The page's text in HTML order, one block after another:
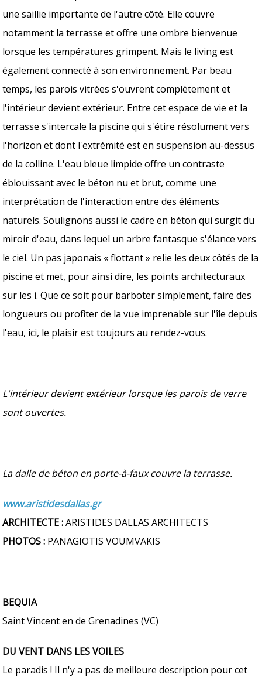
une saillie importante de l'autre côté. Elle couvre
notamment la terrasse et offre une ombre bienvenue
lorsque les températures grimpent. Mais le living est
également connecté à son environnement. Par beau
temps, les parois vitrées s'ouvrent complètement et
l'intérieur devient extérieur. Entre cet espace de vie et la
terrasse s'intercale la piscine qui s'étire résolument vers
l'horizon et dont l'extrémité est en suspension au-dessus
de la colline. L'eau bleue limpide offre un contraste
éblouissant avec le béton nu et brut, comme une
interprétation de l'interaction entre des éléments
naturels. Soulignons aussi le cadre en béton qui surgit du
miroir d'eau, dans lequel un arbre fantasque s'élance vers
le ciel. Un pas japonais « flottant » relie les deux côtés de la
piscine et met, pour ainsi dire, les points architecturaux
sur les i. Que ce soit pour barboter simplement, faire des
longueurs ou profiter de la vue imprenable sur l'île depuis
l'eau, ici, le plaisir est toujours au rendez-vous.
L'intérieur devient extérieur lorsque les parois de verre
sont ouvertes.
La dalle de béton en porte-à-faux couvre la terrasse.
www.aristidesdallas.gr
ARCHITECTE :ARISTIDES DALLAS ARCHITECTS
PHOTOS : PANAGIOTIS VOUMVAKIS
BEQUIA
Saint Vincent en de Grenadines (VC)
DU VENT DANS LES VOILES
Le paradis ! Il n'y a pas de meilleure description pour cet